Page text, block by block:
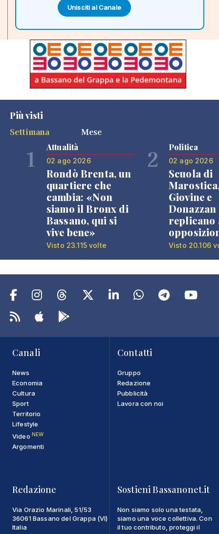
Unisciti al Canale
Più visti
Settimana
Mese
1 Attualità
02 ago 2026
Rondò Brenta, un
quartiere che
cambia: «Non
siamo il Bronx di
Bassano, qui si
vive bene»
Visto 23.115 volte
2 Politica
02 ago 2026
Scuola di
Giovine e
Donazzan
replicano
Visto 20.106
Canali
News
Economia
Cultura
Sport
Territorio
Lifestyle
Video NEW
Argomenti
Contatti
Gruppo
Redazione
Pubblicità
Lavora con noi
Redazione
Via Orazio Marinali, 51/53
36061 Bassano del Grappa (VI)
Italia
Sostieni Bassanonet.it
Non siamo solo una testata,
siamo una voce collettiva. Con
il tuo contributo, proteggi il